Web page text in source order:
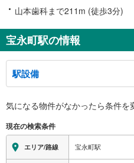
山本歯科まで211m (徒歩3分)
宝永町駅の情報
駅設備
※段差なしでの移動経路
地上⇔ホーム：○
スロープ
・有り
気になる物件がなかったら条件を
現在の検索条件
エリア/路線 宝永町駅